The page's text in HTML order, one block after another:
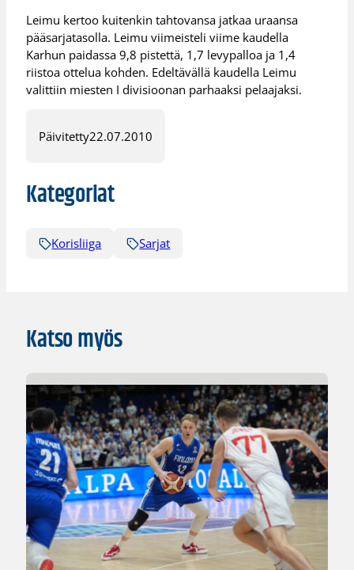
Leimu kertoo kuitenkin tahtovansa jatkaa uraansa
pääsarjatasolla. Leimu viimeisteli viime kaudella
Karhun paidassa 9,8 pistettä, 1,7 levypalloa ja 1,4
riistoa ottelua kohden. Edeltävällä kaudella Leimu
valittiin miesten I divisioonan parhaaksi pelaajaksi.
Päivitetty22.07.2010
Kategoriat
Korisliiga Sarjat
Katso myös